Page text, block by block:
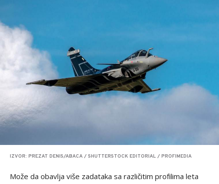
IZVOR: PREZAT DENIS/ABACA / SHUTTERSTOCK EDITORIAL / PROFIMEDIA
Može da obavlja više zadataka sa različitim profilima leta